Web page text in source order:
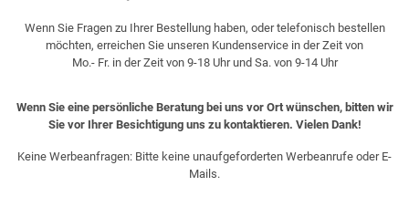
Wenn Sie Fragen zu Ihrer Bestellung haben, oder telefonisch bestellen
möchten, erreichen Sie unseren Kundenservice in der Zeit von
Mo.- Fr. in der Zeit von 9-18 Uhr und Sa. von 9-14 Uhr
Wenn Sie eine persönliche Beratung bei uns vor Ort wünschen, bitten wir
Sie vor Ihrer Besichtigung uns zu kontaktieren. Vielen Dank!
Keine Werbeanfragen: Bitte keine unaufgeforderten Werbeanrufe oder E-
Mails.